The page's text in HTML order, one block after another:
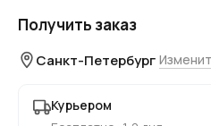
Получить заказ
Санкт-Петербург
Курьером